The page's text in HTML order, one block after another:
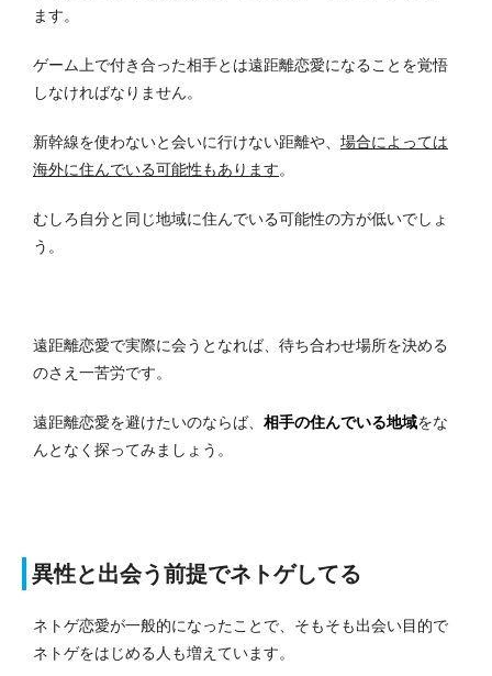
ます。
ゲーム上で付き合った相手とは遠距離恋愛になることを覚悟
しなければなりません。
新幹線を使わないと会いに行けない距離や、 場合によっては
海外に住んでいる可能性もあります。
むしろ自分と同じ地域に住んでいる可能性の方が低いでしょ
う。
遠距離恋愛で実際に会うとなれば、待ち合わせ場所を決める
のさえ一苦労です。
遠距離恋愛を避けたいのならば、 相手の住んでいる地域をな
んとなく探ってみましょう。
異性と出会う前提でネトゲしてる
ネトゲ恋愛が一般的になったことで、そもそも出会い目的で
ネトゲをはじめる人も増えています。